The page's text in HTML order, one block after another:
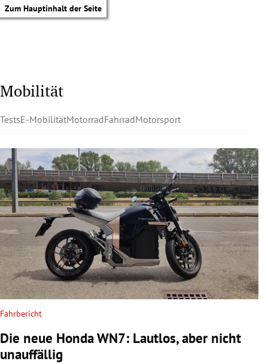
Zum Hauptinhalt der Seite
Untermenü
Untermenü
Untermenü
Untermenü
Mobilität
TestsE-MobilitätMotorradFahrradMotorsport
Fahrbericht
Die neue Honda WN7: Lautlos, aber nicht
unauffällig